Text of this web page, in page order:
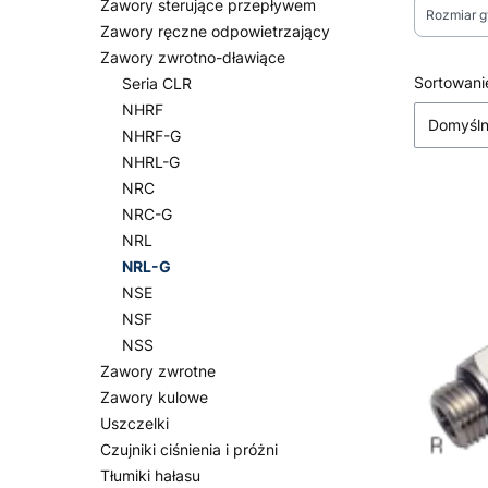
Zawory sterujące przepływem
Zawory ręczne odpowietrzający
Zawory zwrotno-dławiące
Seria CLR
NHRF
NHRF-G
NHRL-G
NRC
NRC-G
NRL
NRL-G
NSE
NSF
NSS
Zawory zwrotne
Zawory kulowe
Uszczelki
Czujniki ciśnienia i próżni
Tłumiki hałasu
Rozmiar
Lista